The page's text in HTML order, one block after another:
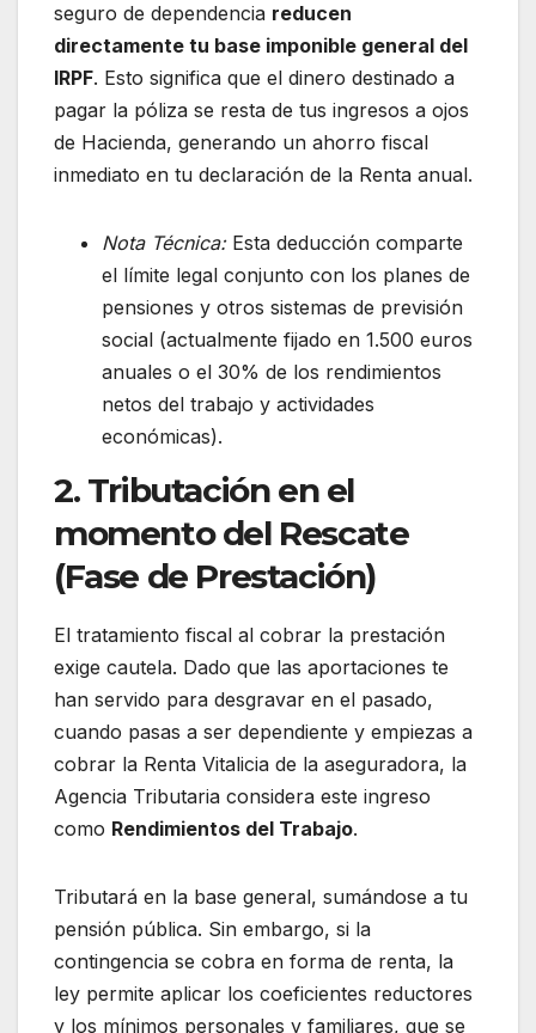
seguro de dependencia reducen
directamente tu base imponible general del
IRPF. Esto significa que el dinero destinado a
pagar la póliza se resta de tus ingresos a ojos
de Hacienda, generando un ahorro fiscal
inmediato en tu declaración de la Renta anual.
Nota Técnica:Esta deducción comparte
el límite legal conjunto con los planes de
pensiones y otros sistemas de previsión
social (actualmente fijado en 1.500 euros
anuales o el 30% de los rendimientos
netos del trabajo y actividades
económicas).
2. Tributación en el
momento del Rescate
(Fase de Prestación)
El tratamiento fiscal al cobrar la prestación
exige cautela. Dado que las aportaciones te
han servido para desgravar en el pasado,
cuando pasas a ser dependiente y empiezas a
cobrar la Renta Vitalicia de la aseguradora, la
Agencia Tributaria considera este ingreso
como Rendimientos del Trabajo.
Tributará en la base general, sumándose a tu
pensión pública. Sin embargo, si la
contingencia se cobra en forma de renta, la
ley permite aplicar los coeficientes reductores
y los mínimos personales y familiares, que se